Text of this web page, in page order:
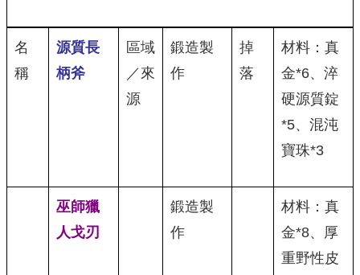
名
稱
源質長
柄斧
區域
／來
源
鍛造製
作
掉
落
材料：真
金*6、淬
硬源質錠
*5、混沌
寶珠*3
巫師獵
人戈刃
鍛造製
作
材料：真
金*8、厚
重野性皮